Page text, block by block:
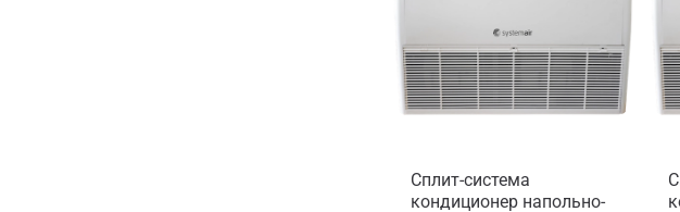
Сплит-система
кондиционер напольно-